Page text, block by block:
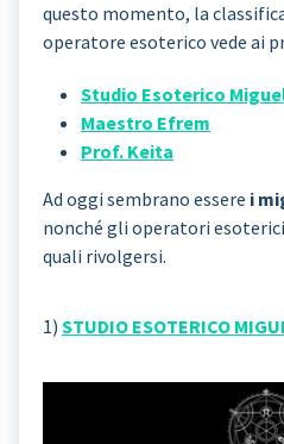
questo momento, la
operatore esoterico vede ai
Studio Esoterico
Maestro Efrem
Prof. Keita
Ad oggi sembrano essere i
nonché gli operatori
quali rivolgersi.
1) STUDIO ESOTERICO